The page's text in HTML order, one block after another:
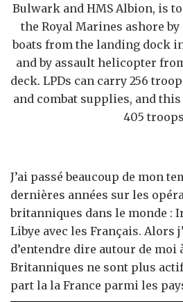
Bulwark and HMS Albion, is
the Royal Marines ashore
boats from the landing dock
and by assault helicopter
deck. LPDs can carry 256
and combat supplies, and
405
J’ai passé beaucoup de mon
dernières années sur les
britanniques dans le monde :
Libye avec les Français. Alors
d’entendre dire autour de moi
Britanniques ne sont plus
part la la France parmi les